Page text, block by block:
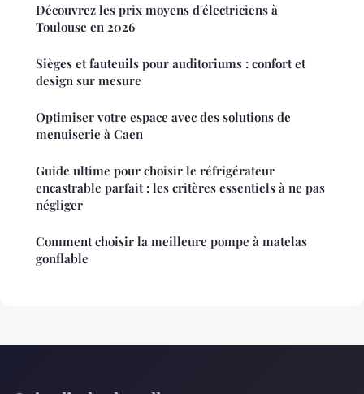
Découvrez les prix moyens d'électriciens à
Toulouse en 2026
Sièges et fauteuils pour auditoriums : confort et
design sur mesure
Optimiser votre espace avec des solutions de
menuiserie à Caen
Guide ultime pour choisir le réfrigérateur
encastrable parfait : les critères essentiels à ne pas
négliger
Comment choisir la meilleure pompe à matelas
gonflable